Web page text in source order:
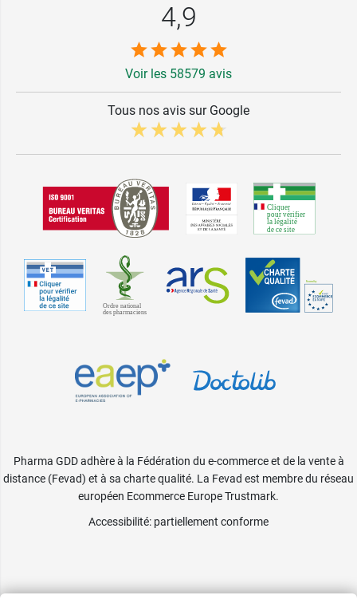
4,9
Voir les 58579 avis
Tous nos avis sur Google
Pharma GDD adhère à la Fédération du e-commerce et de la vente à
distance (Fevad) et à sa charte qualité. La Fevad est membre du réseau
européen Ecommerce Europe Trustmark.
Accessibilité: partiellement conforme